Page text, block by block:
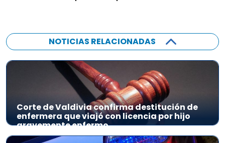
NOTICIAS RELACIONADAS
Corte de Valdivia confirma destitución de
enfermera que viajó con licencia por hijo
gravemente enfermo